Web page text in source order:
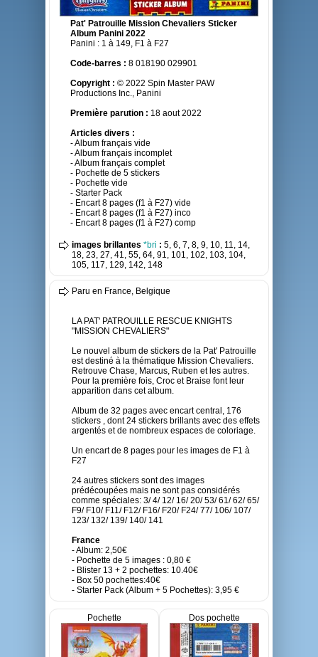
Pat' Patrouille Mission Chevaliers Sticker
Album Panini 2022
Panini : 1 à 149, F1 à F27
Code-barres : 8 018190 029901
Copyright : © 2022 Spin Master PAW
Productions Inc., Panini
Première parution : 18 aout 2022
Articles divers :
- Album français vide
- Album français incomplet
- Album français complet
- Pochette de 5 stickers
- Pochette vide
- Starter Pack
- Encart 8 pages (f1 à F27) vide
- Encart 8 pages (f1 à F27) inco
- Encart 8 pages (f1 à F27) comp
images brillantes *bri : 5, 6, 7, 8, 9, 10, 11, 14,
18, 23, 27, 41, 55, 64, 91, 101, 102, 103, 104,
105, 117, 129, 142, 148
Paru en France, Belgique
LA PAT' PATROUILLE RESCUE KNIGHTS
"MISSION CHEVALIERS"
Le nouvel album de stickers de la Pat' Patrouille
est destiné à la thématique Mission Chevaliers.
Retrouve Chase, Marcus, Ruben et les autres.
Pour la première fois, Croc et Braise font leur
apparition dans cet album.
Album de 32 pages avec encart central, 176
stickers , dont 24 stickers brillants avec des effets
argentés et de nombreux espaces de coloriage.
Un encart de 8 pages pour les images de F1 à
F27
24 autres stickers sont des images
prédécoupées mais ne sont pas considérés
comme spéciales: 3/ 4/ 12/ 16/ 20/ 53/ 61/ 62/ 65/
F9/ F10/ F11/ F12/ F16/ F20/ F24/ 77/ 106/ 107/
123/ 132/ 139/ 140/ 141
France
- Album: 2,50€
- Pochette de 5 images : 0,80 €
- Blister 13 + 2 pochettes: 10.40€
- Box 50 pochettes:40€
- Starter Pack (Album + 5 Pochettes): 3,95 €
Pochette Dos pochette